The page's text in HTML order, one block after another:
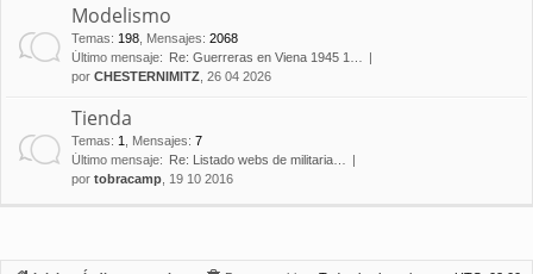
Modelismo
Temas: 198 Mensajes: 2068
Último mensaje: Re: Guerreras en Viena 1945 1…
por CHESTERNIMITZ , 26 04 2026
Tienda
Temas: 1 Mensajes: 7
Último mensaje: Re: Listado webs de militaria…
por tobracamp , 19 10 2016